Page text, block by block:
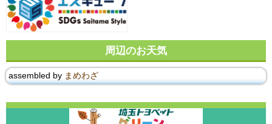
周辺のお天気
assembled by まめわざ